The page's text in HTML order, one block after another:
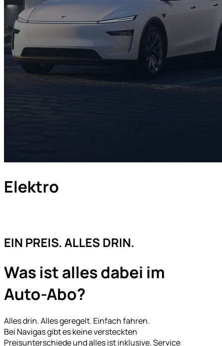
Elektro
EIN PREIS. ALLES DRIN.
Was ist alles dabei im
Auto-Abo?
Alles drin. Alles geregelt. Einfach fahren.
Bei Navigas gibt es keine versteckten
Preisunterschiede und alles ist inklusive. Service